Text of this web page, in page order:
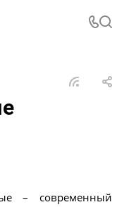
– современный